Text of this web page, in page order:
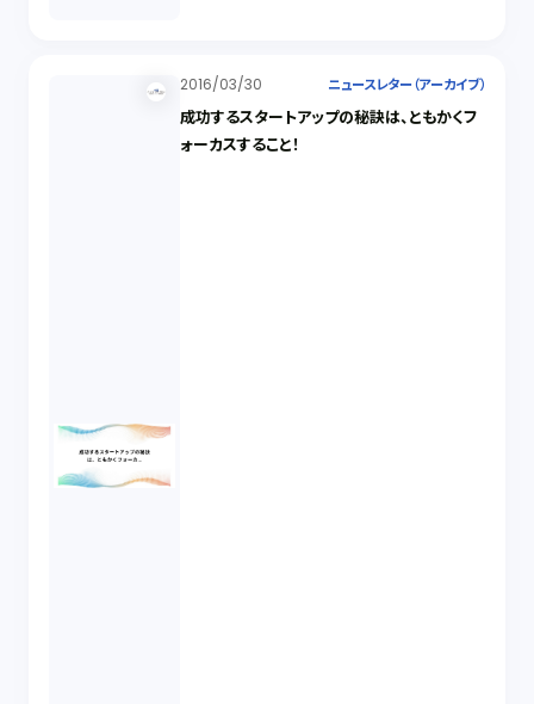
2016/03/30 ニュースレター（アーカイブ）
成功するスタートアップの秘訣は、ともかくフ
ォーカスすること！